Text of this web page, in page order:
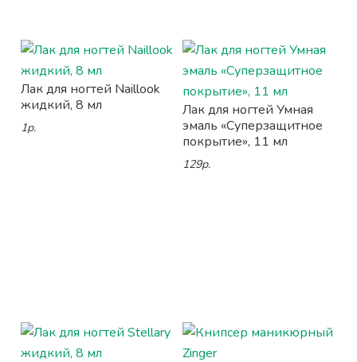
Лак для ногтей Naillook
жидкий, 8 мл
1р.
Лак для ногтей Умная
эмаль «Суперзащитное
покрытие», 11 мл
129р.